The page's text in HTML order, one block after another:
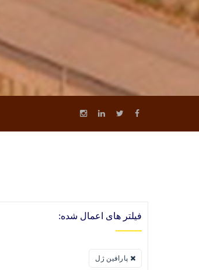
فیلتر های اعمال شده:
پارافين ژل